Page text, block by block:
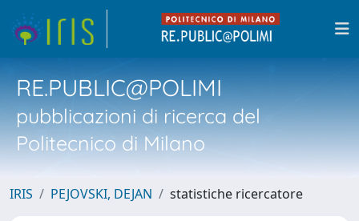
RE.PUBLIC@POLIMI
pubblicazioni di ricerca del
Politecnico di Milano
IRIS PEJOVSKI, DEJAN statistiche ricercatore